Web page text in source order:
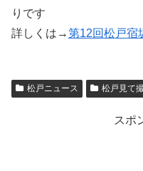
りです
詳しくは→第12回松戸宿
松戸ニュース 松戸見て
スポ